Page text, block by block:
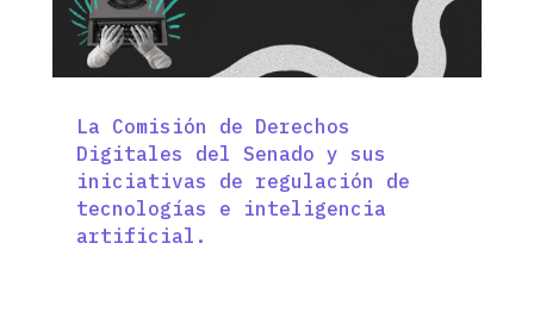
La Comisión de Derechos
Digitales del Senado y sus
iniciativas de regulación de
tecnologías e inteligencia
artificial.